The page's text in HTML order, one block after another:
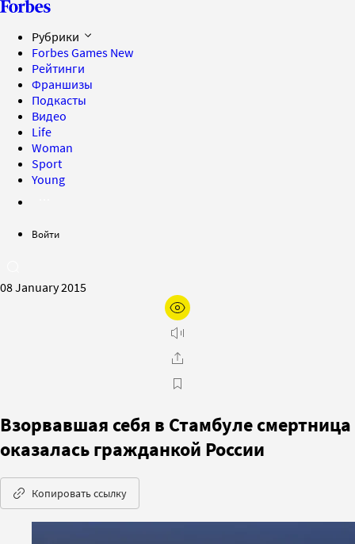
Рубрики
Forbes Games New
Рейтинги
Франшизы
Подкасты
Видео
Life
Woman
Sport
Young
Войти
08 January 2015
Взорвавшая себя в Стамбуле смертница
оказалась гражданкой России
Копировать ссылку